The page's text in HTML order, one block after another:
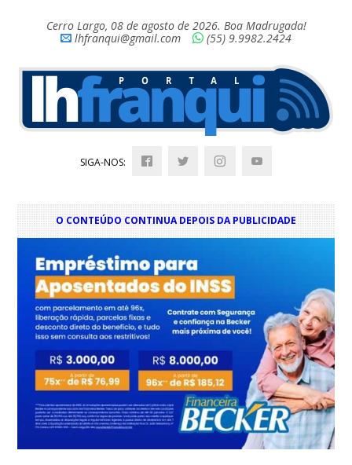
Cerro Largo, 08 de agosto de 2026. Boa Madrugada!
lhfranqui@gmail.com
(55) 9.9982.2424
SIGA-NOS:
O CONTEÚDO CONTINUA DEPOIS DA PUBLICIDADE